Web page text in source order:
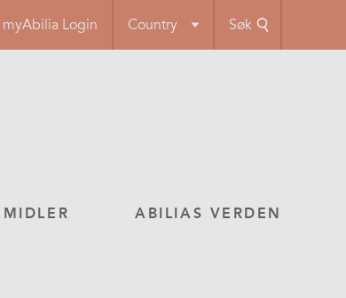
myAbilia Login Country Søk
ABILIAS VERDEN